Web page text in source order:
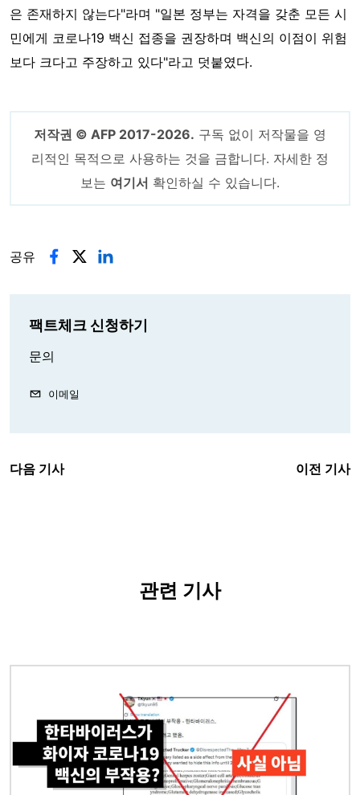
은 존재하지 않는다"라며 "일본 정부는 자격을 갖춘 모든 시
민에게 코로나19 백신 접종을 권장하며 백신의 이점이 위험
보다 크다고 주장하고 있다"라고 덧붙였다.
저작권 © AFP 2017-2026. 구독 없이 저작물을 영
리적인 목적으로 사용하는 것을 금합니다. 자세한 정
보는 여기서 확인하실 수 있습니다.
공유
팩트체크 신청하기
문의
이메일
다음 기사 이전 기사
관련 기사